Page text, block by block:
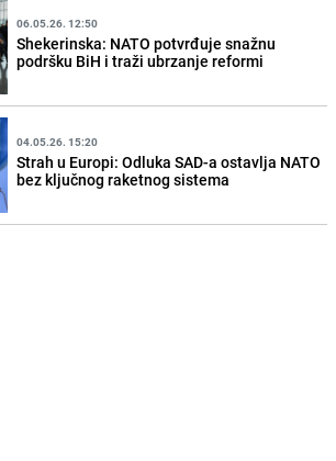
06.05.26. 12:50
Shekerinska: NATO potvrđuje snažnu
podršku BiH i traži ubrzanje reformi
04.05.26. 15:20
Strah u Europi: Odluka SAD-a ostavlja NATO
bez ključnog raketnog sistema